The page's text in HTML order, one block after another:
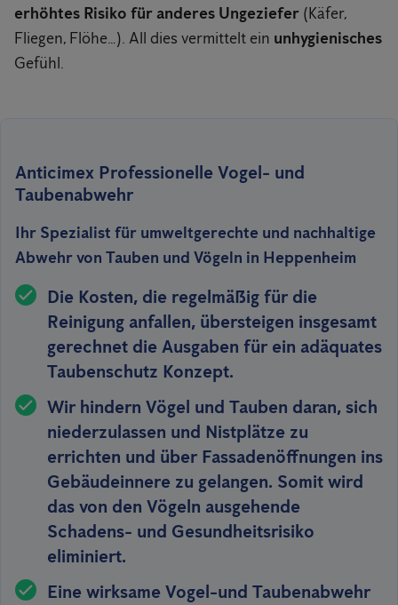
erhöhtes Risiko für anderes Ungeziefer (Käfer,
Fliegen, Flöhe…). All dies vermittelt ein unhygienisches
Gefühl.
Anticimex Professionelle Vogel- und
Taubenabwehr
Ihr Spezialist für umweltgerechte und nachhaltige
Abwehr von Tauben und Vögeln in Heppenheim
Die Kosten, die regelmäßig für die
Reinigung anfallen, übersteigen insgesamt
gerechnet die Ausgaben für ein adäquates
Taubenschutz Konzept.
Wir hindern Vögel und Tauben daran, sich
niederzulassen und Nistplätze zu
errichten und über Fassadenöffnungen ins
Gebäudeinnere zu gelangen. Somit wird
das von den Vögeln ausgehende
Schadens- und Gesundheitsrisiko
eliminiert.
Eine wirksame Vogel-und Taubenabwehr